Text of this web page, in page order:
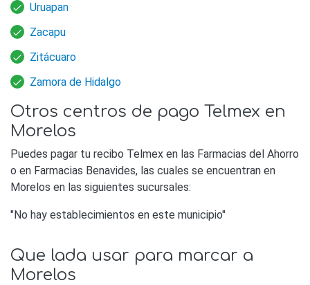
Uruapan
Zacapu
Zitácuaro
Zamora de Hidalgo
Otros centros de pago Telmex en
Morelos
Puedes pagar tu recibo Telmex en las Farmacias del Ahorro
o en Farmacias Benavides, las cuales se encuentran en
Morelos en las siguientes sucursales:
"No hay establecimientos en este municipio"
Que lada usar para marcar a
Morelos